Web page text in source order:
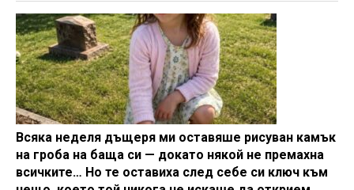
Всяка неделя дъщеря ми оставяше рисуван камък
на гроба на баща си — докато някой не премахна
всичките… Но те оставиха след себе си ключ към